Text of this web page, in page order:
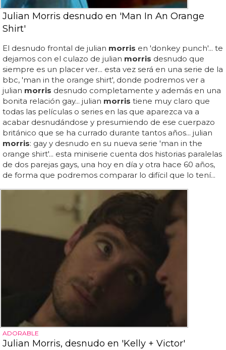
Julian Morris desnudo en 'Man In An Orange
Shirt'
El desnudo frontal de julian morris en 'donkey punch'... te
dejamos con el culazo de julian morris desnudo que
siempre es un placer ver... esta vez será en una serie de la
bbc, 'man in the orange shirt', donde podremos ver a
julian morris desnudo completamente y además en una
bonita relación gay... julian morris tiene muy claro que
todas las películas o series en las que aparezca va a
acabar desnudándose y presumiendo de ese cuerpazo
británico que se ha currado durante tantos años... julian
morris: gay y desnudo en su nueva serie 'man in the
orange shirt'... esta miniserie cuenta dos historias paralelas
de dos parejas gays, una hoy en día y otra hace 60 años,
de forma que podremos comparar lo difícil que lo tení...
ADORABLE
Julian Morris, desnudo en 'Kelly + Victor'